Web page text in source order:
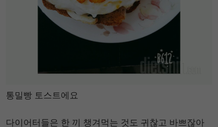
통밀빵 토스트에요
다이어터들은 한 끼 챙겨먹는 것도 귀찮고 바쁘잖아